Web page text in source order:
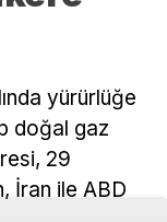
yürürlüğe
doğal gaz
29
İran ile ABD